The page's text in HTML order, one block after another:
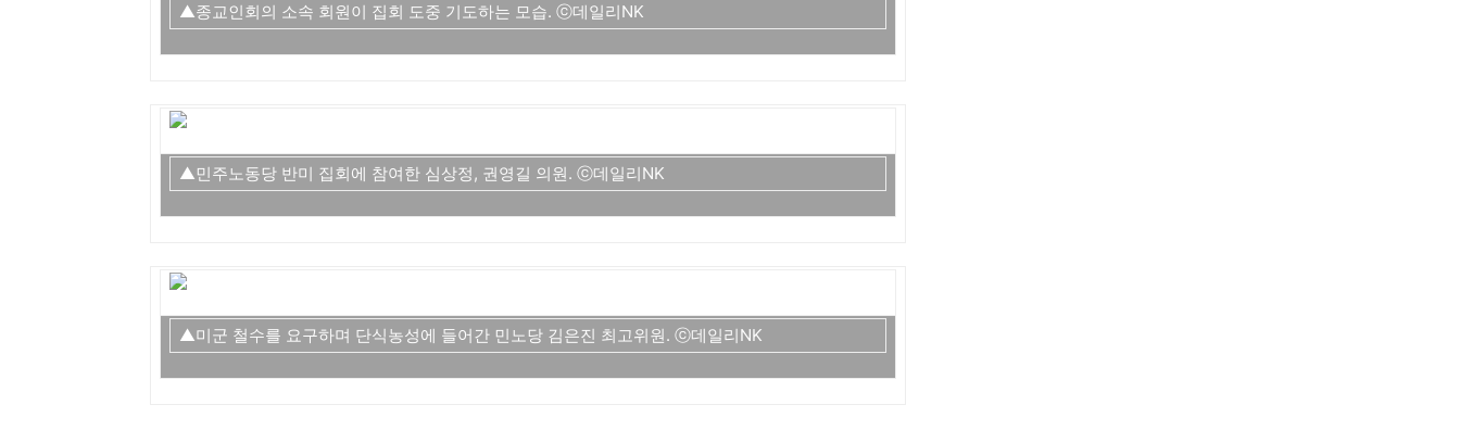
▲종교인회의 소속 회원이 집회 도중 기도하는 모습. ⓒ데일리NK
▲민주노동당 반미 집회에 참여한 심상정, 권영길 의원. ⓒ데일리NK
▲미군 철수를 요구하며 단식농성에 들어간 민노당 김은진 최고위원. ⓒ데일리NK